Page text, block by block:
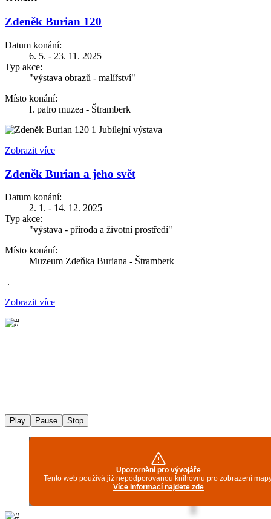
Zdeněk Burian 120
Datum konání:
6. 5. - 23. 11. 2025
Typ akce:
"výstava obrazů - malířství"
Místo konání:
I. patro muzea - Štramberk
Jubilejní výstava
Zobrazit více
Zdeněk Burian a jeho svět
Datum konání:
2. 1. - 14. 12. 2025
Typ akce:
"výstava - příroda a životní prostředí"
Místo konání:
Muzeum Zdeňka Buriana - Štramberk
.
Zobrazit více
Play Pause Stop